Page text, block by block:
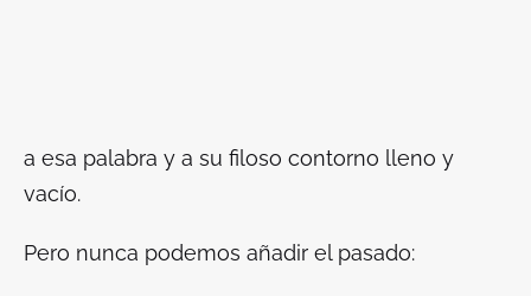
a esa palabra y a su filoso contorno lleno y
vacío.
Pero nunca podemos añadir el pasado: